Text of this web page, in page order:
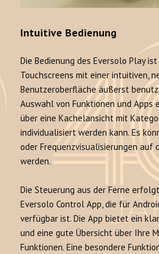
Intuitive Bedienung
Die Bedienung des Eversolo Play
Touchscreens mit einer intuitiven,
Benutzeroberfläche äußerst
Auswahl von Funktionen und
über eine Kachelansicht mit
individualisiert werden kann. Es
oder Frequenzvisualisierungen auf
werden.
Die Steuerung aus der Ferne
Eversolo Control App, die für
verfügbar ist. Die App bietet ein
und eine gute Übersicht über Ihre
Funktionen. Eine besondere